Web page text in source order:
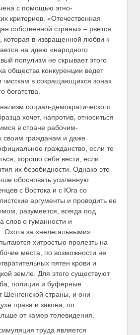
с помощью этно-
критериев. «Отечественная
собственной страны» – рвется
которая в извращенной любви к
на идею «народного
популизм не скрывает этого
общества конкуренции ведет
чисткам в сокращающихся зонах
богатства.
социал-демократического
хочет, напротив, относиться
в стране рабочим-
своим гражданам и даже
гражданство, если те
хорошо себя вести, если
их безобидности. Однако это
обосновать усиленную
с Востока и с Юга со
аргументы и проводить ее
разумеется, всегда под
слов о гуманности и
Охота за «нелегальными»
хитростью пролезть на
места, по возможности не
пятен крови и
земле. Для этого существуют
полиция и буферные
Шенгенской страны, и они
права и закона, по
от камер телевидения.
труда является